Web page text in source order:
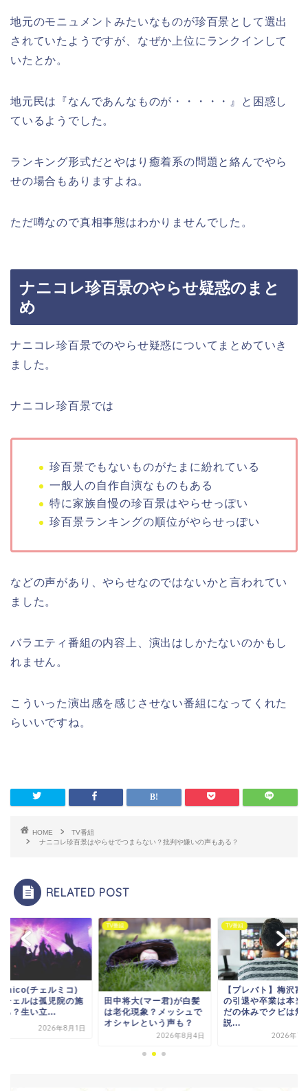
地元のモニュメントみたいなものが珍百景として選出
されていたようですが、なぜか上位にランクインして
いたとか。
地元民は『なんであんなものが・・・・・』と困惑し
ているようでした。
ランキング形式だとやはり癒着系の問題と絡んでやら
せの場合もありますよね。
ただ噂なので真相事態はわかりませんでした。
ナニコレ珍百景のやらせ疑惑のまと
め
ナニコレ珍百景でのやらせ疑惑についてまとめていき
ました。
ナニコレ珍百景では
珍百景でもないものがたまに紛れている
一般人の自作自演なものもある
特に家族自慢の珍百景はやらせっぽい
珍百景ランキングの順位がやらせっぽい
などの声があり、やらせなのではないかと言われてい
ました。
バラエティ番組の内容上、演出はしかたないのかもし
れません。
こういった演出感を感じさせない番組になってくれた
らいいですね。
HOME
TV番組
ナニコレ珍百景はやらせでつまらない？批判や嫌いの声もある？
RELATED POST
将大(マー君)が白髪
化現象？メッシュで
ャレという声も？
TV番組
【プレバト】梅沢富美男
の引退や卒業は本当？た
だの休みでクビは無い
説...
2026年7月30日
TV番組
chelmico(チェルミ
レイチェルは孤児院
設育ち？生い立...